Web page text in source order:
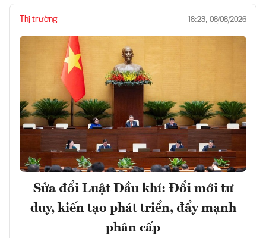
Thị trường 18:23, 08/08/2026
Sửa đổi Luật Dầu khí: Đổi mới tư
duy, kiến tạo phát triển, đẩy mạnh
phân cấp